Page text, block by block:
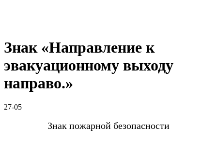
Знак «Направление к
эвакуационному выходу
направо.»
27-05
Знак пожарной безопасности